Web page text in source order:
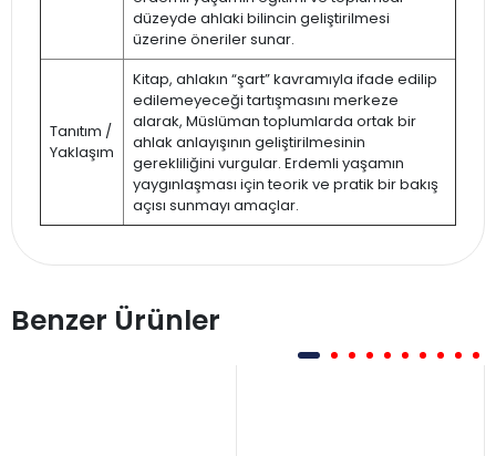
düzeyde ahlaki bilincin geliştirilmesi
üzerine öneriler sunar.
Tanıtım /
Yaklaşım
Kitap, ahlakın “şart” kavramıyla ifade edilip
edilemeyeceği tartışmasını merkeze
alarak, Müslüman toplumlarda ortak bir
ahlak anlayışının geliştirilmesinin
gerekliliğini vurgular. Erdemli yaşamın
yaygınlaşması için teorik ve pratik bir bakış
açısı sunmayı amaçlar.
Benzer Ürünler